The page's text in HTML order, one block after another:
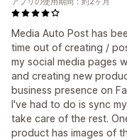
Media Auto Post has
time out of creating /
my social media pages
and creating new
business presence on
I've had to do is sync
take care of the rest.
product has images of